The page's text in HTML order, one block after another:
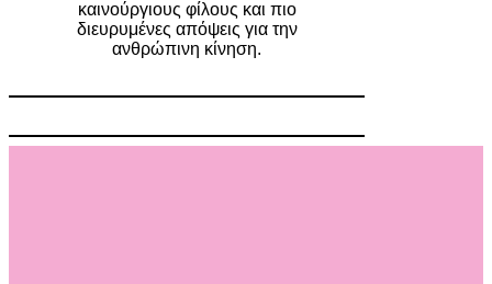
καινούργιους φίλους και πιο
διευρυμένες απόψεις για την
ανθρώπινη κίνηση.